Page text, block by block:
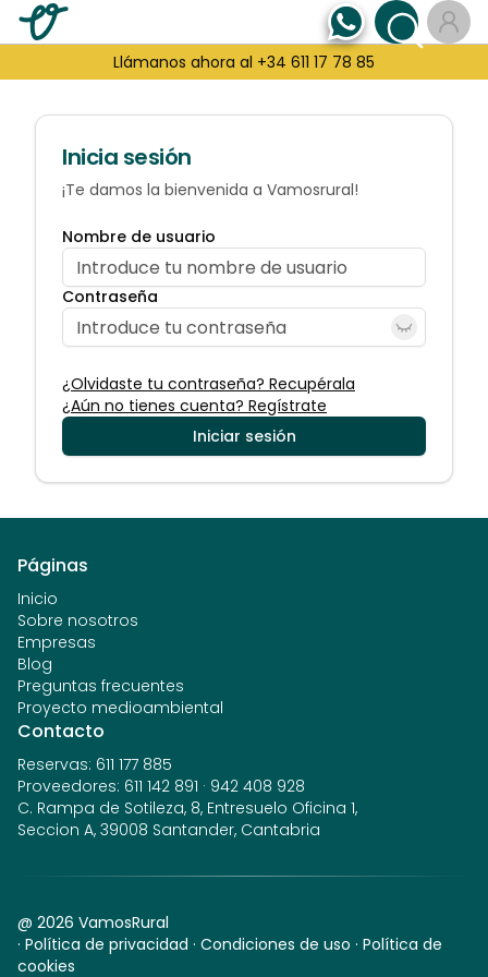
Llámanos ahora al +34 611 17 78 85
Inicia sesión
¡Te damos la bienvenida a Vamosrural!
Nombre de usuario
Contraseña
¿Olvidaste tu contraseña? Recupérala
¿Aún no tienes cuenta? Regístrate
Iniciar sesión
Páginas
Inicio
Sobre nosotros
Empresas
Blog
Preguntas frecuentes
Proyecto medioambiental
Contacto
Reservas: 611 177 885
Proveedores: 611 142 891 · 942 408 928
C. Rampa de Sotileza, 8, Entresuelo Oficina 1,
Seccion A, 39008 Santander, Cantabria
@ 2026 VamosRural
· Política de privacidad · Condiciones de uso · Política de
cookies